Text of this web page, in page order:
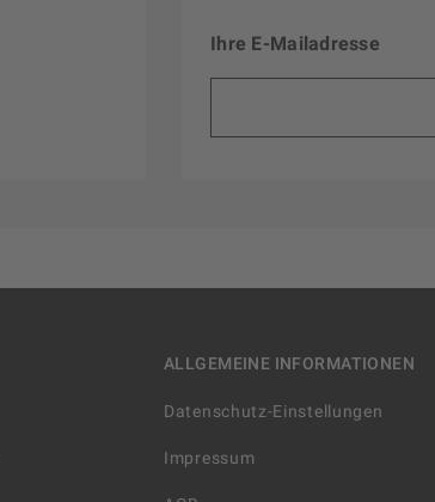
Ihre E-Mailadresse
ALLGEMEINE INFORMATIONEN
Datenschutz-Einstellungen
Impressum